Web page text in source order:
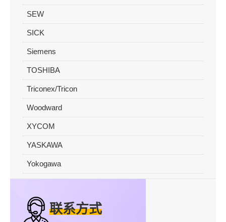
SEW
SICK
Siemens
TOSHIBA
Triconex/Tricon
Woodward
XYCOM
YASKAWA
Yokogawa
联系方式